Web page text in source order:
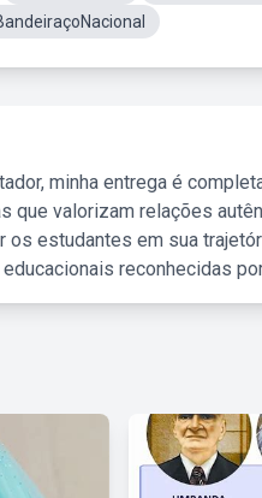
minha entrega é
que valorizam relações
os estudantes em sua
reconhecidas